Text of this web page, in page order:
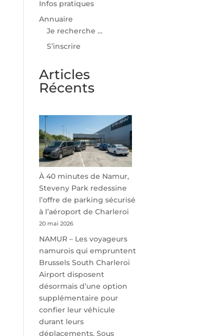
Infos pratiques
Annuaire
Je recherche …
S’inscrire
Articles
Récents
À 40 minutes de Namur,
Steveny Park redessine
l’offre de parking sécurisé
à l’aéroport de Charleroi
20 mai 2026
NAMUR – Les voyageurs
namurois qui empruntent
Brussels South Charleroi
Airport disposent
désormais d’une option
supplémentaire pour
confier leur véhicule
durant leurs
déplacements. Sous